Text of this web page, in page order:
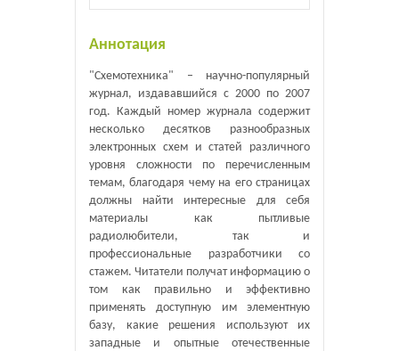
Аннотация
"Схемотехника" – научно-популярный
журнал, издававшийся с 2000 по 2007
год. Каждый номер журнала содержит
несколько десятков разнообразных
электронных схем и статей различного
уровня сложности по перечисленным
темам, благодаря чему на его страницах
должны найти интересные для себя
материалы как пытливые
радиолюбители, так и
профессиональные разработчики со
стажем. Читатели получат информацию о
том как правильно и эффективно
применять доступную им элементную
базу, какие решения используют их
западные и опытные отечественные